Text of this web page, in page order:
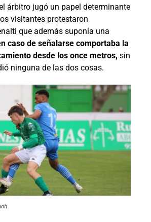
árbitro jugó un papel determinante
visitantes protestaron
que además suponía una
caso de señalarse comportaba la
desde los once metros, sin
ninguna de las dos cosas.